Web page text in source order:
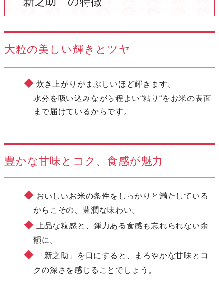
大粒の美しい輝きとツヤ
炊き上がりがまぶしいほど輝きます。
水分を吸い込みながら程よい“粘り“をお米の表面
まで届けているからです。
豊かな甘味とコク、食感が魅力
おいしいお米の条件をしっかりと満たしている
からこその、豊潤な味わい。
上品な粒感と、弾力ある食感も忘れられない余
韻に。
「新之助」を口にすると、まろやかな甘味とコ
クの深さを感じることでしょう。